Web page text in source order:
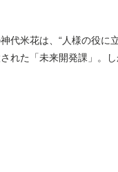
代米花は、“人様の役に
れた「未来開発課」。